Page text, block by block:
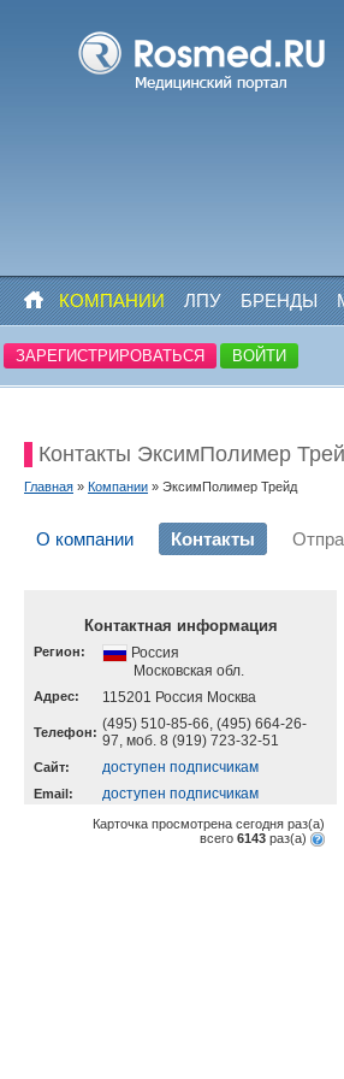
КОМПАНИИ ЛПУ БРЕНДЫ
ЗАРЕГИСТРИРОВАТЬСЯ ВОЙТИ
Контакты ЭксимПолимер
Главная » Компании » ЭксимПолимер Трейд
О компании Контакты
Контактная информация
Регион:
Россия
Московская обл.
Адрес: 115201 Россия Москва
Телефон: (495) 510-85-66, (495) 664-26-
97, моб. 8 (919) 723-32-51
Cайт: доступен подписчикам
Email: доступен подписчикам
Карточка просмотрена сегодня раз(a)
всего 6143 раз(a)